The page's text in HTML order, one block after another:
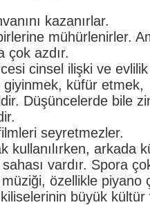
kazanırlar.
mühürlenirler.
çok azdır.
cinsel ilişki ve evlilik
küfür etmek,
Düşüncelerde bile
seyretmezler.
kullanılırken, arkada
vardır. Spora
özellikle piyano
büyük kültür